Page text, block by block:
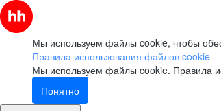
Мы используем файлы cookie, чтобы
Правила использования файлов cookie
Мы используем файлы cookie. Правила
Понятно